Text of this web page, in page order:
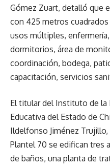
Gómez Zuart, detalló que
con 425 metros
usos múltiples,
dormitorios, área de
coordinación, bodega,
capacitación, servicios
El titular del Instituto de la
Educativa del Estado de
Ildelfonso Jiménez
Plantel 70 se edifican tres
de baños, una planta de